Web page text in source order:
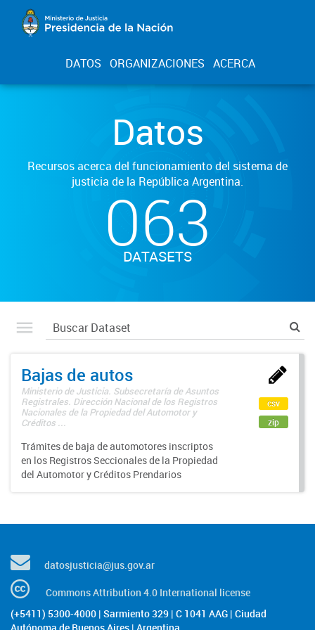
DATOS ORGANIZACIONES ACERCA
Datos
Recursos acerca del funcionamiento del sistema de
justicia de la República Argentina.
063
DATASETS
Bajas de autos
Ministerio de Justicia. Subsecretaría de Asuntos
Registrales. Dirección Nacional de los Registros
Nacionales de la Propiedad del Automotor y
Créditos ...
Trámites de baja de automotores inscriptos
en los Registros Seccionales de la Propiedad
del Automotor y Créditos Prendarios
csv
zip
datosjusticia@jus.gov.ar
Commons Attribution 4.0 International license
(+5411) 5300-4000 | Sarmiento 329 | C 1041 AAG | Ciudad